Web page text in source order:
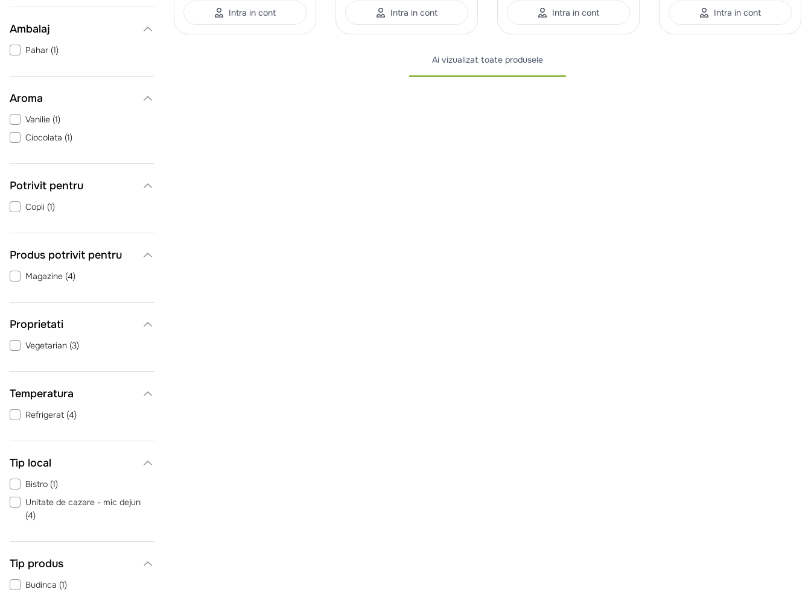
Ambalaj
Pahar (1)
Aroma
Vanilie (1)
Ciocolata (1)
Potrivit pentru
Copii (1)
Produs potrivit pentru
Magazine (4)
Proprietati
Vegetarian (3)
Temperatura
Refrigerat (4)
Tip local
Bistro (1)
Unitate de cazare - mic dejun
(4)
Tip produs
Budinca (1)
Intra in cont Intra in cont Intra in cont Intra in cont
Ai vizualizat toate produsele